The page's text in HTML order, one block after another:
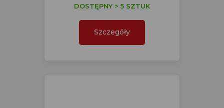
DOSTĘPNY > 5 SZTUK
Szczegóły